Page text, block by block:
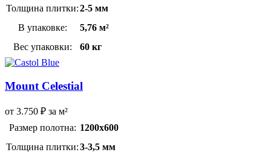
Толщина плитки:2-5 мм
В упаковке:
5,76 м²
Вес упаковки:
60 кг
Mount Celestial
от 3.750 ₽ за м²
Размер полотна: 1200х600
Толщина плитки:3-3,5 мм